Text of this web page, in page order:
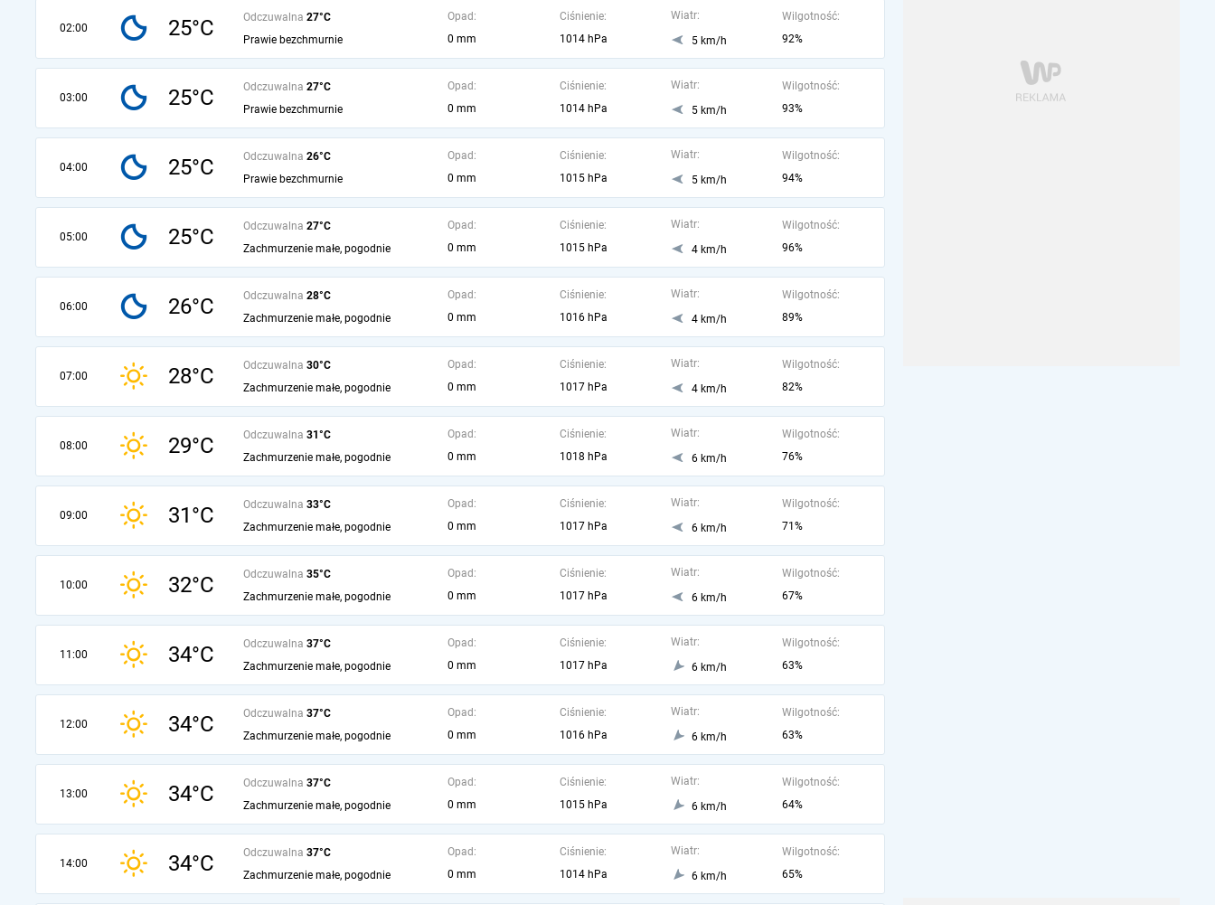
02:00 25°C Odczuwalna 27°C
Prawie bezchmurnie
Opad:
0 mm
Ciśnienie:
1014 hPa
Wiatr:
5 km/h
Wilgotność:
92%
03:00 25°C Odczuwalna 27°C
Prawie bezchmurnie
Opad:
0 mm
Ciśnienie:
1014 hPa
Wiatr:
5 km/h
Wilgotność:
93%
04:00 25°C Odczuwalna 26°C
Prawie bezchmurnie
Opad:
0 mm
Ciśnienie:
1015 hPa
Wiatr:
5 km/h
Wilgotność:
94%
05:00 25°C Odczuwalna 27°C
Zachmurzenie małe, pogodnie
Opad:
0 mm
Ciśnienie:
1015 hPa
Wiatr:
4 km/h
Wilgotność:
96%
06:00 26°C Odczuwalna 28°C
Zachmurzenie małe, pogodnie
Opad:
0 mm
Ciśnienie:
1016 hPa
Wiatr:
4 km/h
Wilgotność:
89%
07:00 28°C Odczuwalna 30°C
Zachmurzenie małe, pogodnie
Opad:
0 mm
Ciśnienie:
1017 hPa
Wiatr:
4 km/h
Wilgotność:
82%
08:00 29°C Odczuwalna 31°C
Zachmurzenie małe, pogodnie
Opad:
0 mm
Ciśnienie:
1018 hPa
Wiatr:
6 km/h
Wilgotność:
76%
09:00 31°C Odczuwalna 33°C
Zachmurzenie małe, pogodnie
Opad:
0 mm
Ciśnienie:
1017 hPa
Wiatr:
6 km/h
Wilgotność:
71%
10:00 32°C Odczuwalna 35°C
Zachmurzenie małe, pogodnie
Opad:
0 mm
Ciśnienie:
1017 hPa
Wiatr:
6 km/h
Wilgotność:
67%
11:00 34°C Odczuwalna 37°C
Zachmurzenie małe, pogodnie
Opad:
0 mm
Ciśnienie:
1017 hPa
Wiatr:
6 km/h
Wilgotność:
63%
12:00 34°C Odczuwalna 37°C
Zachmurzenie małe, pogodnie
Opad:
0 mm
Ciśnienie:
1016 hPa
Wiatr:
6 km/h
Wilgotność:
63%
13:00 34°C Odczuwalna 37°C
Zachmurzenie małe, pogodnie
Opad:
0 mm
Ciśnienie:
1015 hPa
Wiatr:
6 km/h
Wilgotność:
64%
14:00 34°C Odczuwalna 37°C
Zachmurzenie małe, pogodnie
Opad:
0 mm
Ciśnienie:
1014 hPa
Wiatr:
6 km/h
Wilgotność:
65%